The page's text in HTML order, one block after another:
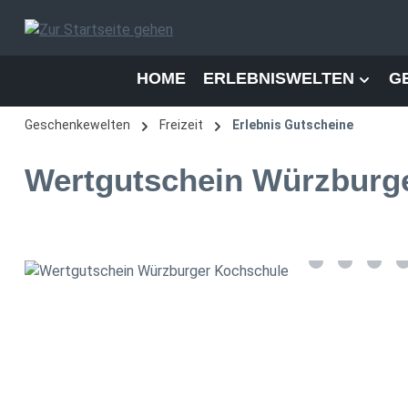
Hauptinhalt springen
Zur Suche springen
Zur Hauptnavigation springen
HOME ERLEBNISWELTEN
Geschenkewelten Freizeit Erlebnis Gutscheine
Wertgutschein
Bildergalerie überspringen